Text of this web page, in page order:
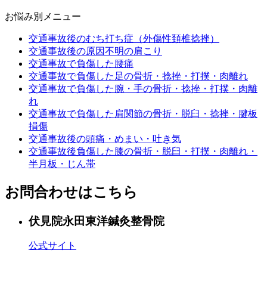
お悩み別メニュー
交通事故後のむち打ち症（外傷性頚椎捻挫）
交通事故後の原因不明の肩こり
交通事故で負傷した腰痛
交通事故で負傷した足の骨折・捻挫・打撲・肉離れ
交通事故で負傷した腕・手の骨折・捻挫・打撲・肉離
れ
交通事故で負傷した肩関節の骨折・脱臼・捻挫・腱板
損傷
交通事故後の頭痛・めまい・吐き気
交通事故後負傷した膝の骨折・脱臼・打撲・肉離れ・
半月板・じん帯
お問合わせはこちら
伏見院永田東洋鍼灸整骨院
公式サイト